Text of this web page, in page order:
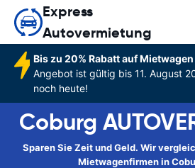
Express
Autovermietung
Bis zu 20% Rabatt auf
Angebot ist gültig bis 11. August
noch heute!
Coburg
Sparen Sie Zeit und Geld. Wir
Mietwagenfirmen in